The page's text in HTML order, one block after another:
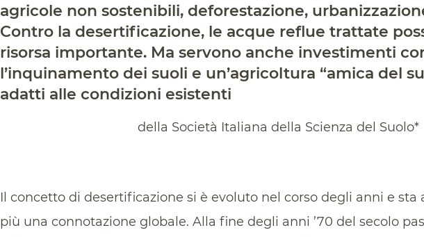
agricole non sostenibili, deforestazione,
Contro la desertificazione, le acque reflue trattate
risorsa importante. Ma servono anche investimenti
l’inquinamento dei suoli e un’agricoltura “amica del
adatti alle condizioni esistenti
della Società Italiana della Scienza del Suolo*
Il concetto di desertificazione si è evoluto nel corso degli anni e sta
più una connotazione globale. Alla fine degli anni ’70 del secolo